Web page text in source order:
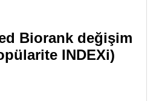
Biorank değişim
INDEXi)